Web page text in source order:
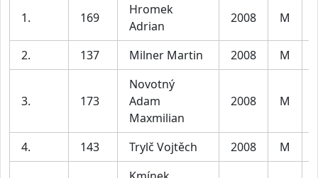
1. 169
Hromek
Adrian
2008 M
2. 137 Milner Martin 2008 M
3. 173
Novotný
Adam
Maxmilian
2008 M
4. 143 Trylč Vojtěch 2008 M